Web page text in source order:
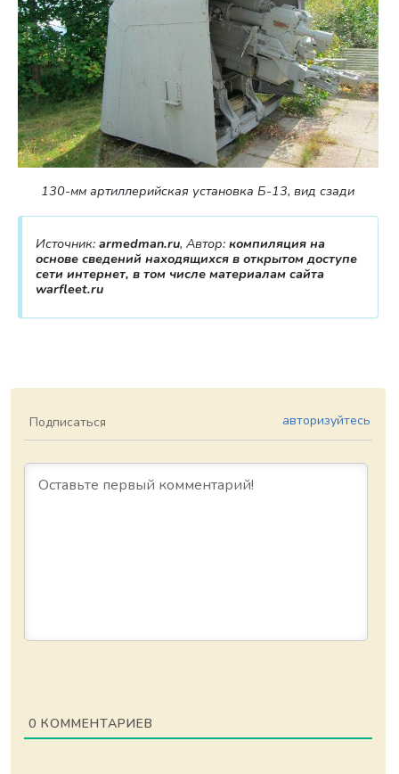
130-мм артиллерийская установка Б-13, вид сзади
Источник: armedman.ru, Автор: компиляция на
основе сведений находящихся в открытом доступе
сети интернет, в том числе материалам сайта
warfleet.ru
Подписаться авторизуйтесь
0 КОММЕНТАРИЕВ